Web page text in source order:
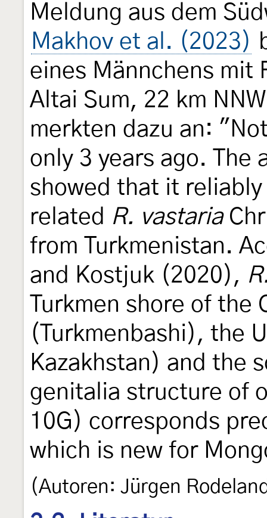
Meldung aus dem
Makhov et al. (2023)
eines Männchens mit
Altai Sum, 22 km
merkten dazu an:
only 3 years ago. The
showed that it
related R. vastaria
from Turkmenistan.
and Kostjuk (2020),
Turkmen shore of the
(Turkmenbashi), the
Kazakhstan) and the
genitalia structure of
10G) corresponds
which is new for
(Autoren: Jürgen